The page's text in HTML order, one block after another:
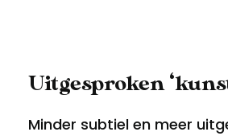
Uitgesproken
Minder subtiel en meer